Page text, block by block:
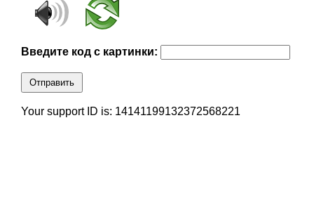
Введите код с картинки:
Отправить
Your support ID is: 14141199132372568221